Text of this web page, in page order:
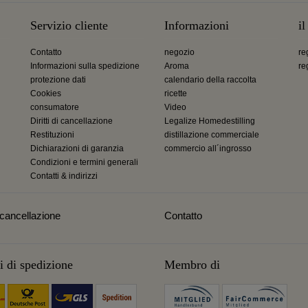
Servizio cliente
Contatto
Informazioni sulla spedizione
protezione dati
Cookies
consumatore
Diritti di cancellazione
Restituzioni
Dichiarazioni di garanzia
Condizioni e termini generali
Contatti & indirizzi
Informazioni
negozio
Aroma
calendario della raccolta
ricette
Video
Legalize Homedestilling
distillazione commerciale
commercio all´ingrosso
il
Contatto
di spedizione Membro di